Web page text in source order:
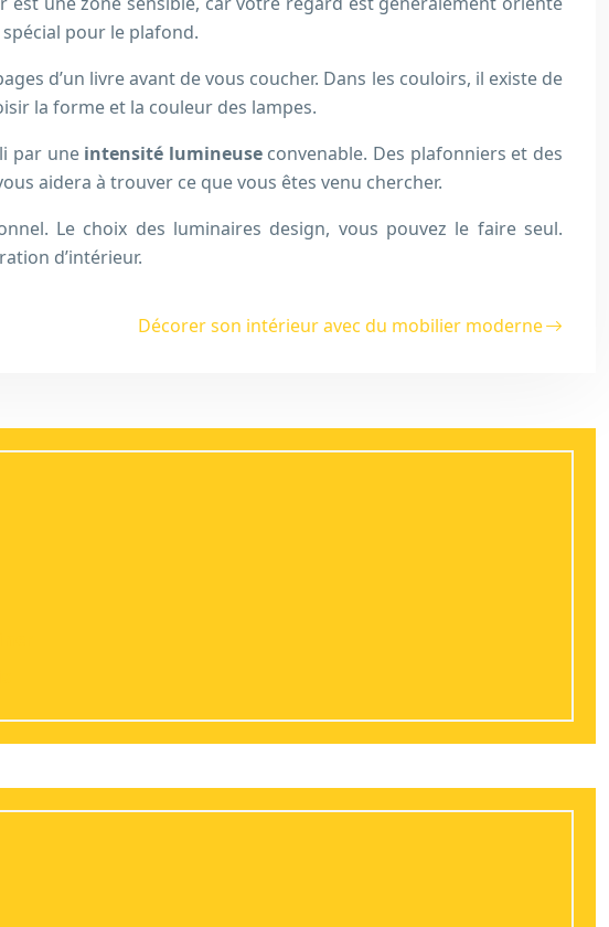
pour le plafond.
d’un livre avant de vous coucher. Dans les couloirs, il existe de
la forme et la couleur des lampes.
par une intensité lumineuseconvenable. Des plafonniers et des
aidera à trouver ce que vous êtes venu chercher.
Le choix des luminaires design, vous pouvez le faire seul.
d’intérieur.
Décorer son intérieur avec du mobilier moderne